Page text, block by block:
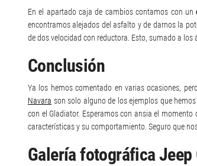
En el apartado caja de cambios contamos con un
encontramos alejados del asfalto y de darnos la
de dos velocidad con reductora. Esto, sumado a
Conclusión
Ya los hemos comentado en varias ocasiones, pero
Navara son solo alguno de los ejemplos que
con el Gladiator. Esperamos con ansia el
características y su comportamiento. Seguro que
Galería fotográfica